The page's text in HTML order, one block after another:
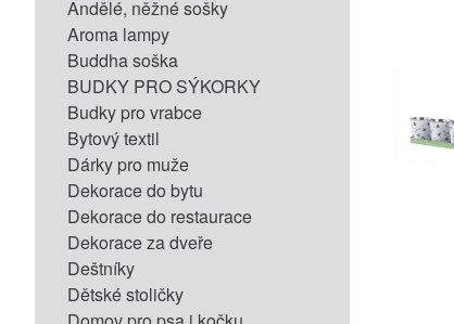
Andělé, něžné sošky
Aroma lampy
Buddha soška
BUDKY PRO SÝKORKY
Budky pro vrabce
Bytový textil
Dárky pro muže
Dekorace do bytu
Dekorace do restaurace
Dekorace za dveře
Deštníky
Dětské stoličky